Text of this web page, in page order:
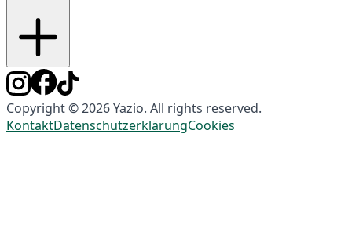
Copyright © 2026 Yazio. All rights reserved.
KontaktDatenschutzerklärungCookies